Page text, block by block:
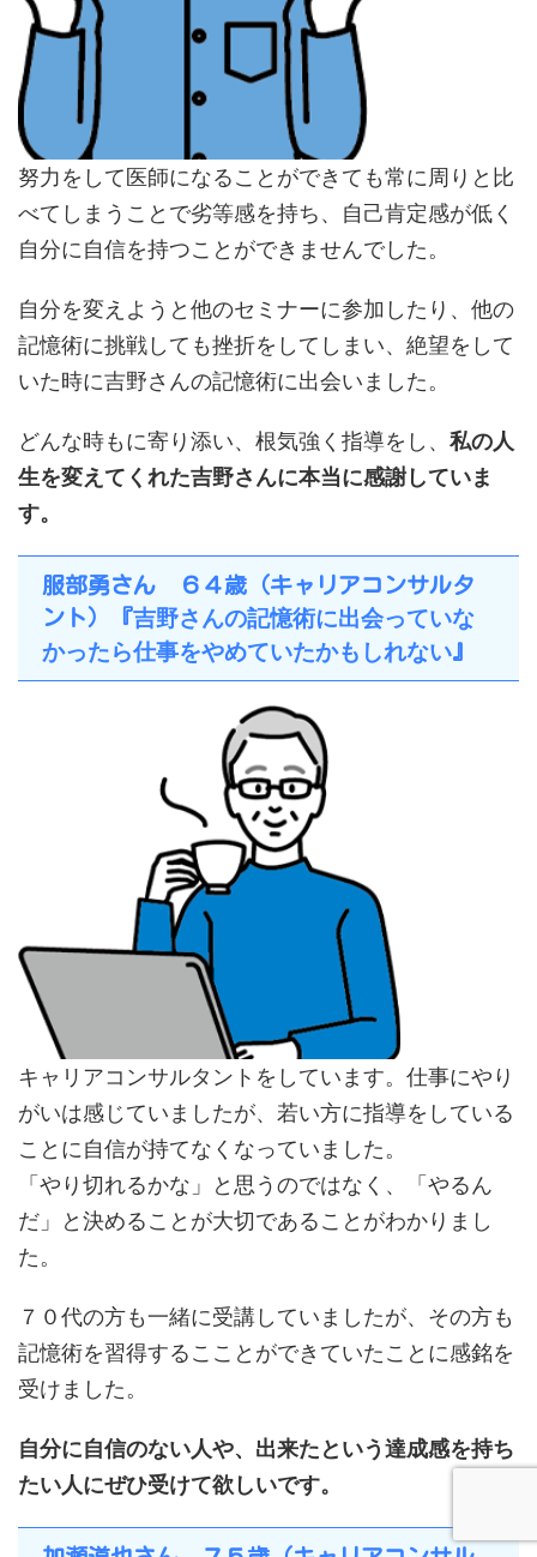
努力をして医師になることができても常に周りと比
べてしまうことで劣等感を持ち、自己肯定感が低く
自分に自信を持つことができませんでした。
自分を変えようと他のセミナーに参加したり、他の
記憶術に挑戦しても挫折をしてしまい、絶望をして
いた時に吉野さんの記憶術に出会いました。
どんな時もに寄り添い、根気強く指導をし、 私の人
生を変えてくれた吉野さんに本当に感謝していま
す。
服部勇さん ６４歳（キャリアコンサルタ
ント）『吉野さんの記憶術に出会っていな
かったら仕事をやめていたかもしれない』
キャリアコンサルタントをしています。仕事にやり
がいは感じていましたが、若い方に指導をしている
ことに自信が持てなくなっていました。
「やり切れるかな」と思うのではなく、「やるん
だ」と決めることが大切であることがわかりまし
た。
７０代の方も一緒に受講していましたが、その方も
記憶術を習得するこことができていたことに感銘を
受けました。
自分に自信のない人や、出来たという達成感を持ち
たい人にぜひ受けて欲しいです。